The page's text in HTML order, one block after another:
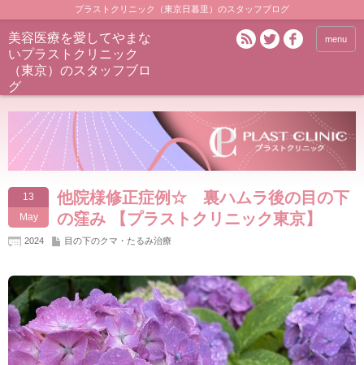
プラストクリニック（東京日暮里）のスタッフブログ
美容医療を愛してやまな
いプラストクリニック
（東京）のスタッフブロ
グ
menu
13
May
他院様修正症例☆ 裏ハムラ後の目の下
の窪み 【プラストクリニック東京】
2024 目の下のクマ・たるみ治療